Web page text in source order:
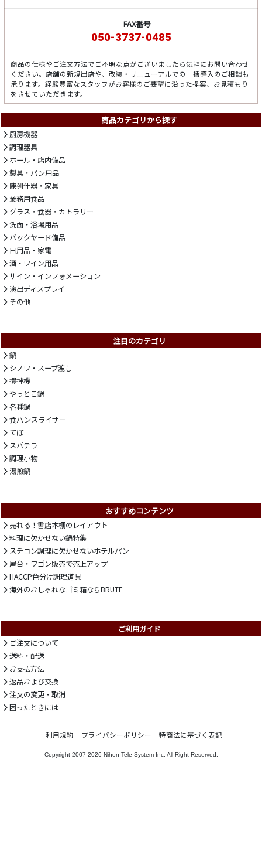
FAX番号
050-3737-0485
商品の仕様やご注文方法でご不明な点がございましたら気軽にお問い合わせ
ください。店舗の新規出店や、改装・リニューアルでの一括導入のご相談も
承ります。経験豊富なスタッフがお客様のご要望に沿った提案、お見積もり
をさせていただきます。
商品カテゴリから探す
厨房機器
調理器具
ホール・店内備品
製菓・パン用品
陳列什器・家具
業務用食品
グラス・食器・カトラリー
洗面・浴場用品
バックヤード備品
日用品・家電
酒・ワイン用品
サイン・インフォメーション
演出ディスプレイ
その他
注目のカテゴリ
鍋
シノワ・スープ漉し
攪拌機
やっとこ鍋
各種鍋
食パンスライサー
てぼ
スパテラ
調理小物
湯煎鍋
おすすめコンテンツ
売れる！書店本棚のレイアウト
料理に欠かせない鍋特集
スチコン調理に欠かせないホテルパン
屋台・ワゴン販売で売上アップ
HACCP色分け調理道具
海外のおしゃれなゴミ箱ならBRUTE
ご利用ガイド
ご注文について
送料・配送
お支払方法
返品および交換
注文の変更・取消
困ったときには
利用規約 プライバシーポリシー 特商法に基づく表記
Copyright 2007-2026 Nihon Tele System Inc. All Right Reserved.